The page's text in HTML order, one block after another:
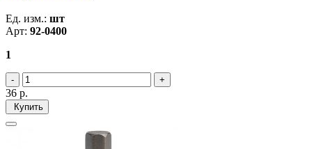
Ед. изм.: шт
Арт: 92-0400
1
36 р.
Купить